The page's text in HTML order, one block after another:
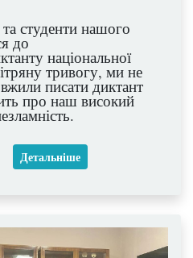
студенти нашого
до
національної
тривогу, ми не
писати диктант
про наш високий
Детальніше